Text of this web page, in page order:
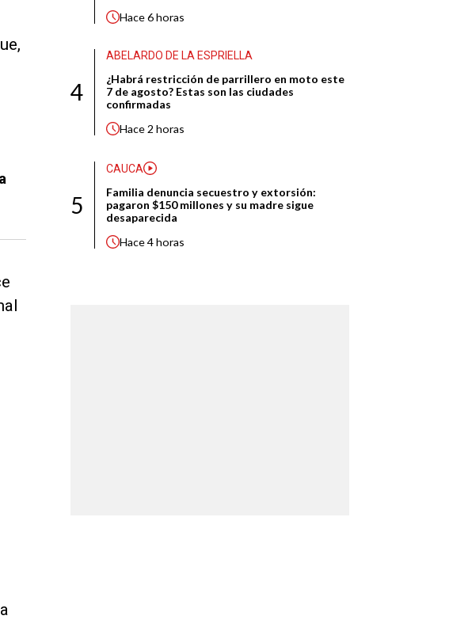
Hace6 horas
4
ABELARDO DE LA ESPRIELLA
¿Habrá restricción de parrillero en moto este
7 de agosto? Estas son las ciudades
confirmadas
Hace2 horas
5
CAUCA
Familia denuncia secuestro y extorsión:
pagaron $150 millones y su madre sigue
desaparecida
Hace4 horas